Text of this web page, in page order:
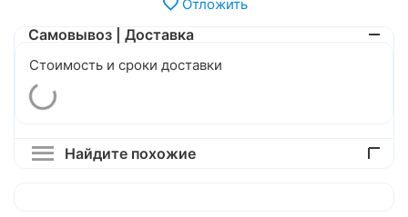
Отложить
Самовывоз | Доставка
Стоимость и сроки доставки
Найдите похожие